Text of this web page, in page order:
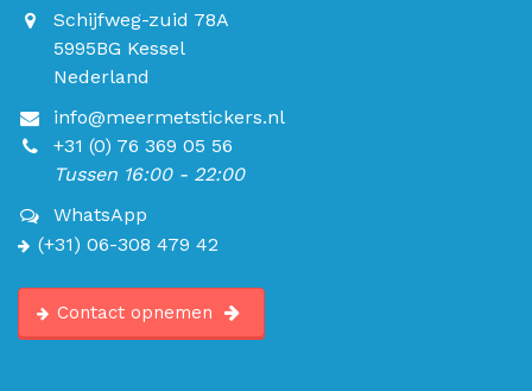
Schijfweg-zuid 78A
5995BG Kessel
Nederland
info@meermetstickers.nl
+31 (0) 76 369 05 56
Tussen 16:00 - 22:00
WhatsApp
(+31) 06-308 479 42
Contact opnemen